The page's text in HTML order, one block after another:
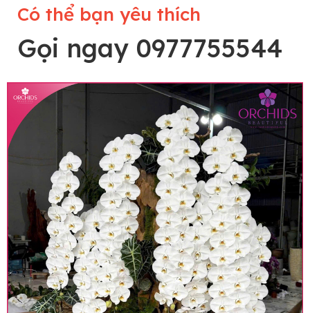
Lưu ý trước khi đặt hàng
• Về cây hoa: Một chậu hoa lan hồ điệp đẹp và
hoàn chỉnh sẽ được phối ghép từ nhiều cây hoa
và tạo dáng hoàn toàn thủ công nên có thể sẽ
khác nhau đôi chút giữa sản phẩm thực tế và
Có thể bạn yêu thích
Gọi ngay 0977755544